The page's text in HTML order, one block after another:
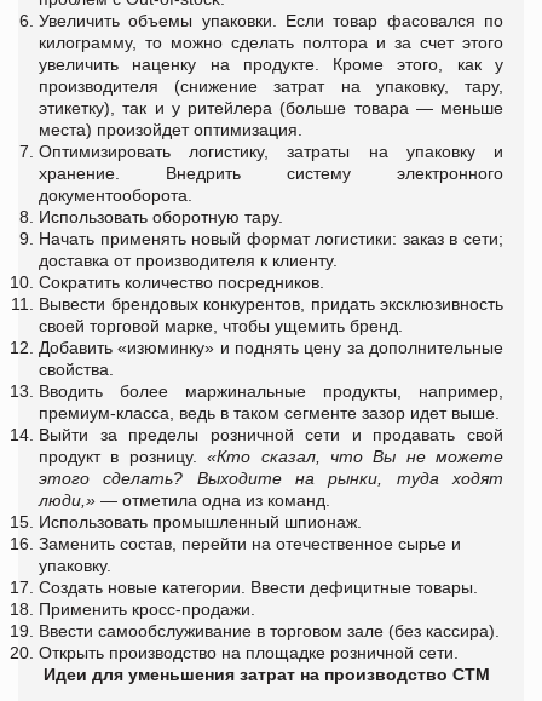
Увеличить объемы упаковки. Если товар фасовался по
килограмму, то можно сделать полтора и за счет этого
увеличить наценку на продукте. Кроме этого, как у
производителя (снижение затрат на упаковку, тару,
этикетку), так и у ритейлера (больше товара — меньше
места) произойдет оптимизация.
Оптимизировать логистику, затраты на упаковку и
хранение. Внедрить систему электронного
документооборота.
Использовать оборотную тару.
Начать применять новый формат логистики: заказ в сети;
доставка от производителя к клиенту.
Сократить количество посредников.
Вывести брендовых конкурентов, придать эксклюзивность
своей торговой марке, чтобы ущемить бренд.
Добавить «изюминку» и поднять цену за дополнительные
свойства.
Вводить более маржинальные продукты, например,
премиум-класса, ведь в таком сегменте зазор идет выше.
Выйти за пределы розничной сети и продавать свой
продукт в розницу.«Кто сказал, что Вы не можете
этого сделать? Выходите на рынки, туда ходят
люди,» — отметила одна из команд.
Использовать промышленный шпионаж.
Заменить состав, перейти на отечественное сырье и
упаковку.
Создать новые категории. Ввести дефицитные товары.
Применить кросс-продажи.
Ввести самообслуживание в торговом зале (без кассира).
Открыть производство на площадке розничной сети.
Идеи для уменьшения затрат на производство СТМ